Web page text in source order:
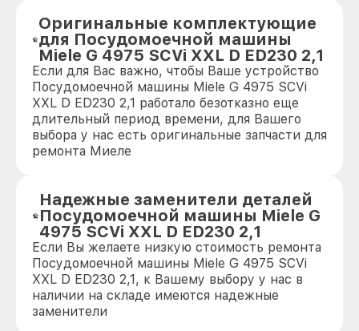
Оригинальные комплектующие
для Посудомоечной машины
Miele G 4975 SCVi XXL D ED230 2,1
Если для Вас важно, чтобы Ваше устройство
Посудомоечной машины Miele G 4975 SCVi
XXL D ED230 2,1 работало безотказно еще
длительный период времени, для Вашего
выбора у нас есть оригинальные запчасти для
ремонта Миеле
Надежные заменители деталей
Посудомоечной машины Miele G
4975 SCVi XXL D ED230 2,1
Если Вы желаете низкую стоимость ремонта
Посудомоечной машины Miele G 4975 SCVi
XXL D ED230 2,1, к Вашему выбору у нас в
наличии на складе имеются надежные
заменители